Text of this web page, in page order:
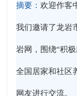
摘要： 欢迎作客
我们邀请了龙岩
岩网，围绕“积
全国居家和社区
网友进行交流。